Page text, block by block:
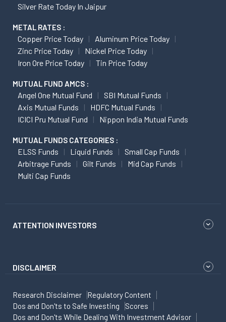
Silver Rate Today In Jaipur
METAL RATES :
Copper Price Today
Aluminum Price Today
Zinc Price Today
Nickel Price Today
Iron Ore Price Today
Tin Price Today
MUTUAL FUND AMCS :
Angel One Mutual Fund
SBI Mutual Funds
Axis Mutual Funds
HDFC Mutual Funds
ICICI Pru Mutual Fund
Nippon India Mutual Funds
MUTUAL FUNDS CATEGORIES :
ELSS Funds Liquid Funds
Small Cap Funds
Arbitrage Funds
Gilt Funds
Mid Cap Funds
Multi Cap Funds
ATTENTION INVESTORS
DISCLAIMER
Research Disclaimer
Regulatory Content
Dos and Don'ts to Safe Investing
Scores
Dos and Don'ts While Dealing With Investment Advisor